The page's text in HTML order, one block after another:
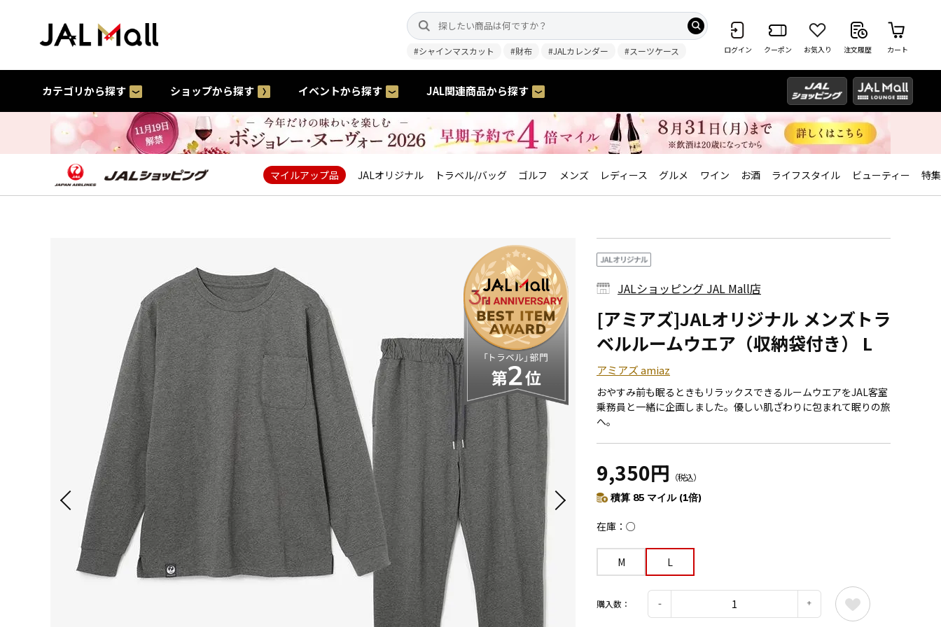
#シャインマスカット #財布 #JALカレンダー #スーツケース ログイン クーポン お気入り 注文履歴 カート
カテゴリから探す ショップから探す イベントから探す JAL関連商品から探す
マイルアップ品 JALオリジナル トラベル/バッグ ゴルフ メンズ レディース グルメ ワイン お酒 ライフスタイル ビューティー 特集
JALショッピング JAL Mall店
[アミアズ]JALオリジナル メンズトラ
ベルルームウエア（収納袋付き） L
アミアズ amiaz
おやすみ前も眠るときもリラックスできるルームウエアをJAL客室
乗務員と一緒に企画しました。優しい肌ざわりに包まれて眠りの旅
へ。
9,350円 （税込）
積算 85 マイル (1倍)
在庫 ○
M L
購入数：